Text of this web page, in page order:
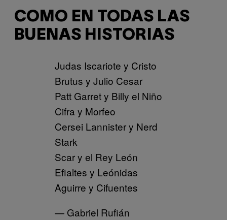
COMO EN TODAS LAS
BUENAS HISTORIAS
Judas Iscariote y Cristo
Brutus y Julio Cesar
Patt Garret y Billy el Niño
Cifra y Morfeo
Cersei Lannister y Nerd
Stark
Scar y el Rey León
Efialtes y Leónidas
Aguirre y Cifuentes
— Gabriel Rufián